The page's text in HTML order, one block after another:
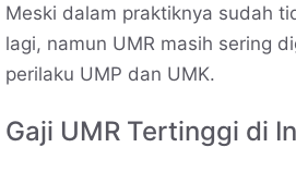
Meski dalam praktiknya sudah
lagi, namun UMR masih sering
perilaku UMP dan UMK.
Gaji UMR Tertinggi di